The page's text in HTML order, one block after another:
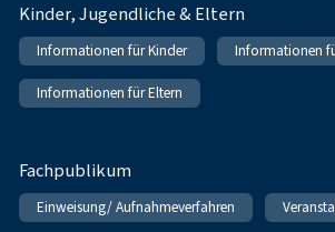
Kinder, Jugendliche & Eltern
Informationen für Kinder Informationen
Informationen für Eltern
Fachpublikum
Einweisung/ Aufnahmeverfahren